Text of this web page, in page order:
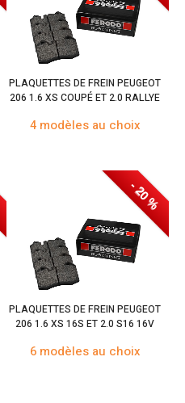
PLAQUETTES DE FREIN PEUGEOT
206 1.6 XS COUPÉ ET 2.0 RALLYE
4 modèles au choix
- 20 %
PLAQUETTES DE FREIN PEUGEOT
206 1.6 XS 16S ET 2.0 S16 16V
6 modèles au choix